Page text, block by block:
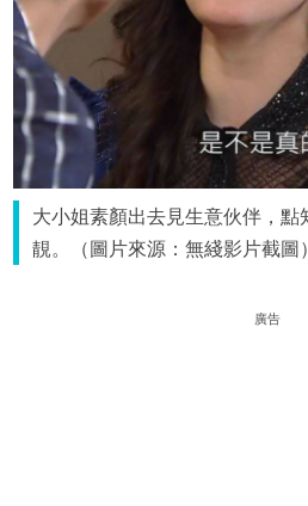
大小姐素顏出去見生意伙伴，點
靚。（圖片來源：無綫影片截圖）
廣告